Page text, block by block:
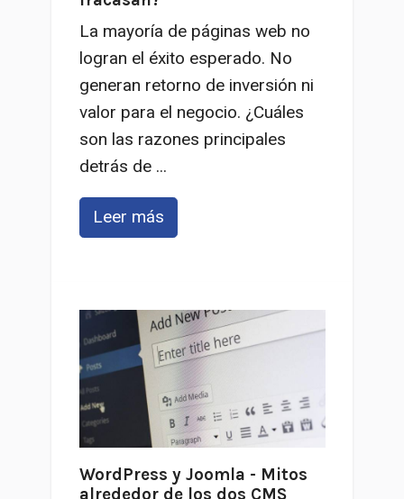
La mayoría de páginas web no
logran el éxito esperado. No
generan retorno de inversión ni
valor para el negocio. ¿Cuáles
son las razones principales
detrás de ...
Leer más
WordPress y Joomla - Mitos
alrededor de los dos CMS